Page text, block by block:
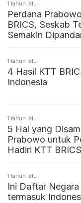
1 tahun lalu
Perdana
BRICS, Seskab
Semakin
1 tahun lalu
4 Hasil KTT
Indonesia
1 tahun lalu
5 Hal yang
Prabowo untuk
Hadiri KTT
1 tahun lalu
Ini Daftar
termasuk